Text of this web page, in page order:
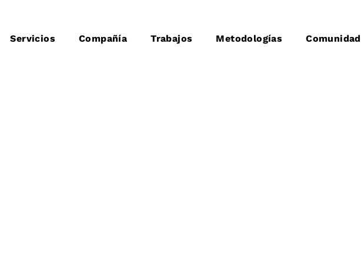
Servicios Compañía Trabajos Metodologías Comunidad